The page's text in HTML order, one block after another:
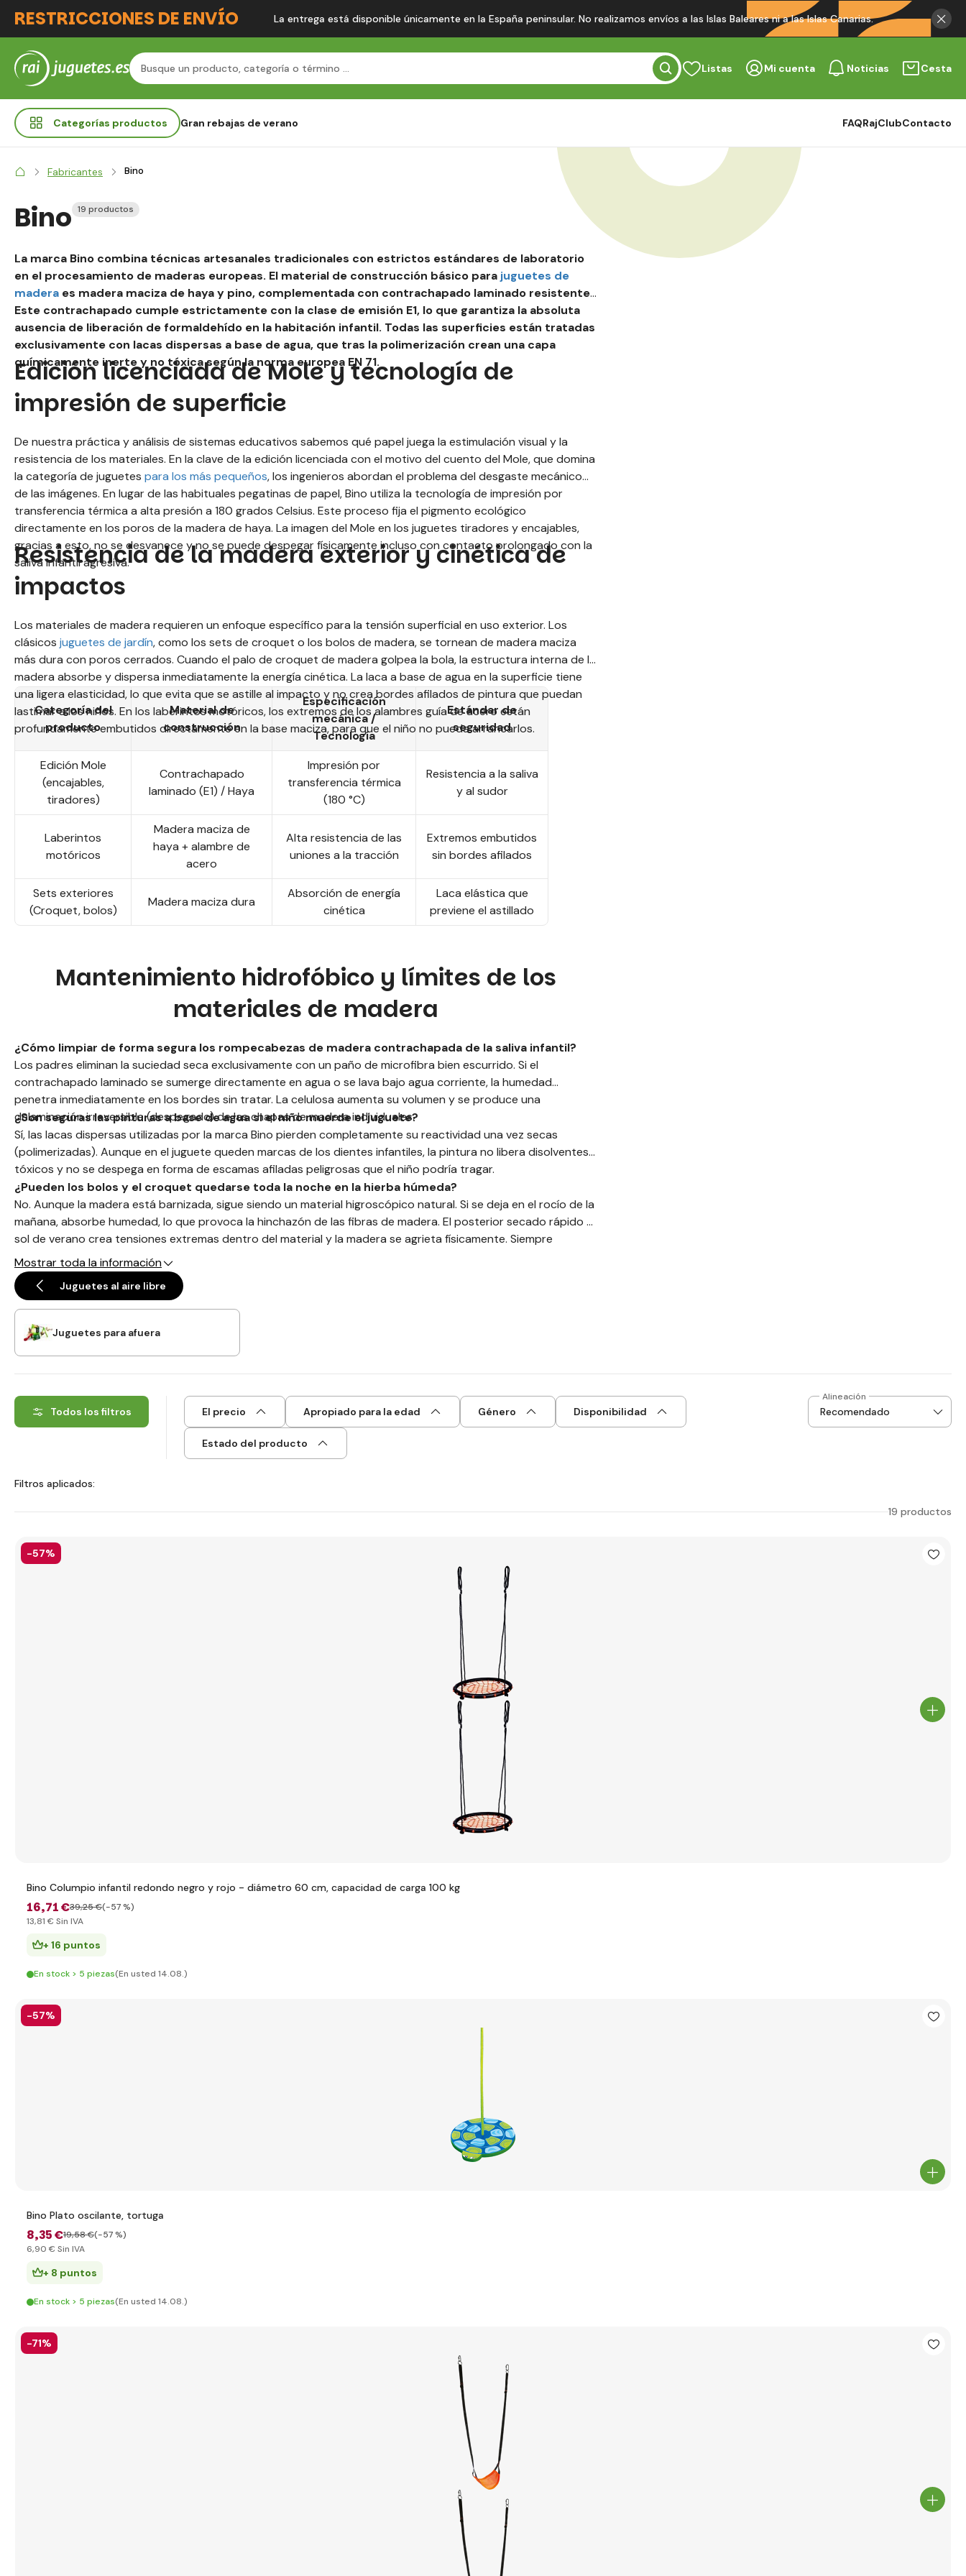
RESTRICCIONES DE ENVÍO La entrega está disponible únicamente en la España peninsular. No realizamos envíos a las Islas Baleares ni a las Islas Canarias.
Listas Mi cuenta Noticias Cesta
Categorías productos Gran rebajas de verano FAQRajClubContacto
Fabricantes Bino
Bino 19 productos
La marca Bino combina técnicas artesanales tradicionales con estrictos estándares de laboratorio
en el procesamiento de maderas europeas. El material de construcción básico para juguetes de
madera es madera maciza de haya y pino, complementada con contrachapado laminado resistente.
Este contrachapado cumple estrictamente con la clase de emisión E1, lo que garantiza la absoluta
ausencia de liberación de formaldehído en la habitación infantil. Todas las superficies están tratadas
exclusivamente con lacas dispersas a base de agua, que tras la polimerización crean una capa
químicamente inerte y no tóxica según la norma europea EN 71.
Edición licenciada de Mole y tecnología de
impresión de superficie
De nuestra práctica y análisis de sistemas educativos sabemos qué papel juega la estimulación visual y la
resistencia de los materiales. En la clave de la edición licenciada con el motivo del cuento del Mole, que domina
la categoría de juguetes para los más pequeños, los ingenieros abordan el problema del desgaste mecánico
de las imágenes. En lugar de las habituales pegatinas de papel, Bino utiliza la tecnología de impresión por
transferencia térmica a alta presión a 180 grados Celsius. Este proceso fija el pigmento ecológico
directamente en los poros de la madera de haya. La imagen del Mole en los juguetes tiradores y encajables,
gracias a esto, no se desvanece y no se puede despegar físicamente incluso con contacto prolongado con la
saliva infantil agresiva.
Resistencia de la madera exterior y cinética de
impactos
Los materiales de madera requieren un enfoque específico para la tensión superficial en uso exterior. Los
clásicos juguetes de jardín, como los sets de croquet o los bolos de madera, se tornean de madera maciza
más dura con poros cerrados. Cuando el palo de croquet de madera golpea la bola, la estructura interna de la
madera absorbe y dispersa inmediatamente la energía cinética. La laca a base de agua en la superficie tiene
una ligera elasticidad, lo que evita que se astille al impacto y no crea bordes afilados de pintura que puedan
lastimar a los niños. En los laberintos motóricos, los extremos de los alambres guía de acero están
profundamente embutidos directamente en la base maciza, para que el niño no pueda arrancarlos.
Categoría del
producto
Material de
construcción
Especificación
mecánica /
Tecnología
Estándar de
seguridad
Edición Mole
(encajables,
tiradores)
Contrachapado
laminado (E1) / Haya
Impresión por
transferencia térmica
(180 °C)
Resistencia a la saliva
y al sudor
Laberintos
motóricos
Madera maciza de
haya + alambre de
acero
Alta resistencia de las
uniones a la tracción
Extremos embutidos
sin bordes afilados
Sets exteriores
(Croquet, bolos)
Madera maciza dura
Absorción de energía
cinética
Laca elástica que
previene el astillado
Mantenimiento hidrofóbico y límites de los
materiales de madera
¿Cómo limpiar de forma segura los rompecabezas de madera contrachapada de la saliva infantil?
Los padres eliminan la suciedad seca exclusivamente con un paño de microfibra bien escurrido. Si el
contrachapado laminado se sumerge directamente en agua o se lava bajo agua corriente, la humedad
penetra inmediatamente en los bordes sin tratar. La celulosa aumenta su volumen y se produce una
delaminación irreversible (despegado) de las chapas de madera individuales.
¿Son seguras las pinturas a base de agua si el niño muerde el juguete?
Sí, las lacas dispersas utilizadas por la marca Bino pierden completamente su reactividad una vez secas
(polimerizadas). Aunque en el juguete queden marcas de los dientes infantiles, la pintura no libera disolventes
tóxicos y no se despega en forma de escamas afiladas peligrosas que el niño podría tragar.
¿Pueden los bolos y el croquet quedarse toda la noche en la hierba húmeda?
No. Aunque la madera está barnizada, sigue siendo un material higroscópico natural. Si se deja en el rocío de la
mañana, absorbe humedad, lo que provoca la hinchazón de las fibras de madera. El posterior secado rápido al
sol de verano crea tensiones extremas dentro del material y la madera se agrieta físicamente. Siempre
almacene los sets exteriores en un lugar seco después de jugar.
Mostrar toda la información
Juguetes al aire libre
Juguetes para afuera
Todos los filtros El precio Apropiado para la edad Género Disponibilidad
Estado del producto
Alineación
Filtros aplicados:
19 productos
-57%
Bino Columpio infantil redondo negro y rojo - diámetro 60 cm, capacidad de carga 100 kg
16,71 €39,25 €(-57 %)
13,81 € Sin IVA
+ 16 puntos
En stock > 5 piezas(En usted 14.08.)
-57%
Bino Plato oscilante, tortuga
8,35 €19,58 €(-57 %)
6,90 € Sin IVA
+ 8 puntos
En stock > 5 piezas(En usted 14.08.)
-71%